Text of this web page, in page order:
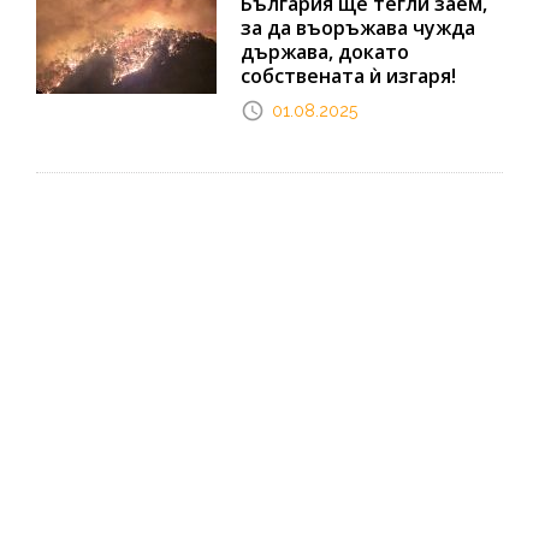
за да въоръжава чужда
държава, докато
собствената ѝ изгаря!
01.08.2025